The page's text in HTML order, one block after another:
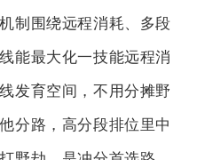
制围绕远程消耗、多段
能最大化一技能远程消
发育空间，不用分摊野
分路，高分段排位里中